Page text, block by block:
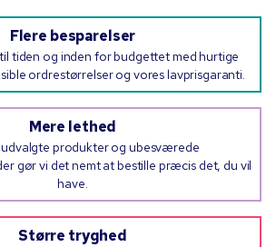
Flere besparelser
tiden og inden for budgettet med hurtige
ordrestørrelser og vores lavprisgaranti.
Mere lethed
produkter og ubesværede
gør vi det nemt at bestille præcis det, du vil
have.
Større tryghed